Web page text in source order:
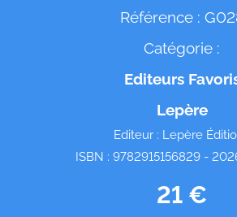
Référence :
Catégorie :
Editeurs
Lepère
Editeur : Lepère
ISBN : 9782915156829 -
21 €